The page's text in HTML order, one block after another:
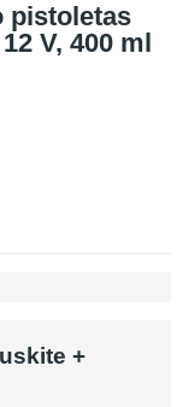
pistoletas
V, 400 ml
+